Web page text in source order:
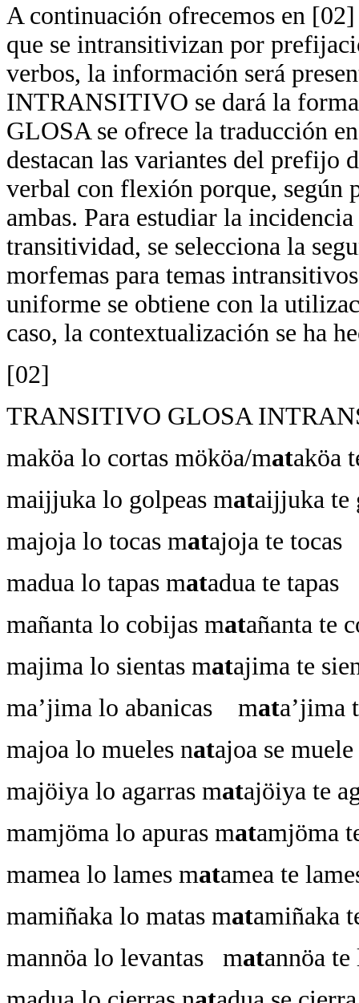
A continuación ofrecemos en
que se intransitivizan por
verbos, la información será
INTRANSITIVO se dará la forma
GLOSA se ofrece la traducción
destacan las variantes del prefijo
verbal con flexión porque, según
ambas. Para estudiar la
transitividad, se selecciona la
morfemas para temas
uniforme se obtiene con la
caso, la contextualización se ha
[02]
TRANSITIVO GLOSA
maköa lo cortas mököa/mataköa
maijjuka lo golpeas mataijjuka te
majoja lo tocas matajoja te tocas
madua lo tapas matadua te tapas
mañanta lo cobijas matañanta te
majima lo sientas matajima te
ma’jima lo abanicas mata’jima
majoa lo mueles natajoa se muele
majöiya lo agarras matajöiya te
mamjöma lo apuras matamjöma
mamea lo lames matamea te
mamiñaka lo matas matamiñaka
mannöa lo levantas matannöa te